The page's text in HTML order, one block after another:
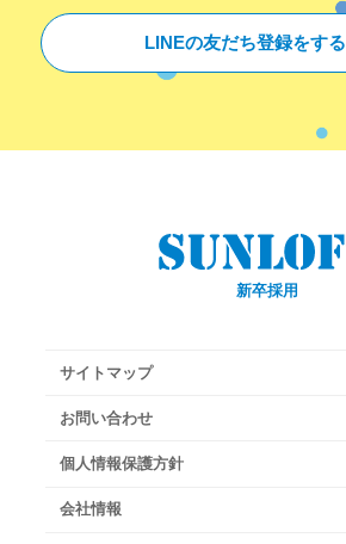
LINEの友だち登録をする
新卒採用
サイトマップ
お問い合わせ
個人情報保護方針
会社情報